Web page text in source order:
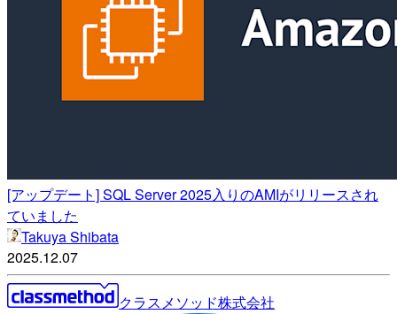
[アップデート] SQL Server 2025入りのAMIがリリースされ
ていました
Takuya Shibata
2025.12.07
クラスメソッド株式会社